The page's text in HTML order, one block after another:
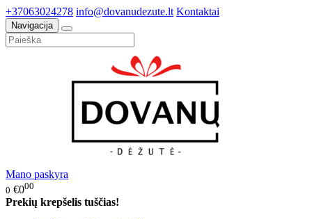
+37063024278 info@dovanudezute.lt Kontaktai
Navigacija
Mano paskyra
0 €000
Prekių krepšelis tuščias!